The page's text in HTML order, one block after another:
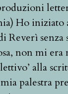
Ho
senza
non mi era
alla
palestra